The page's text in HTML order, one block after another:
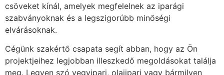
csöveket kínál, amelyek megfelelnek az iparági
szabványoknak és a legszigorúbb minőségi
elvárásoknak.
Cégünk szakértő csapata segít abban, hogy az Ön
projektjeihez legjobban illeszkedő megoldásokat találja
meg. Legyen szó vegyipari, olajipari vagy bármilyen